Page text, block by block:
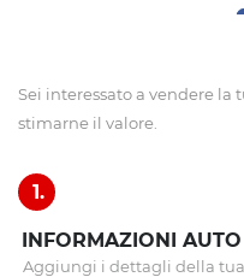
Sei interessato a vendere la
stimarne il valore.
1.
INFORMAZIONI AUTO
Aggiungi i dettagli della